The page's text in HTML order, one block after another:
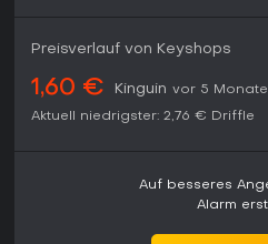
Preisverlauf von Keyshops
1,60 € Kinguin vor 5
Aktuell niedrigster: 2,76 € Driffle
Auf besseres
Alarm